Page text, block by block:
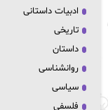
ادبیات داستانی
تاریخی
داستان
روانشناسی
سیاسی
فلسفی